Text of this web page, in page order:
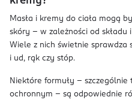
Masła i kremy do ciała mogą
skóry – w zależności od składu
Wiele z nich świetnie sprawdza
i ud, rąk czy stóp.
Niektóre formuły – szczególnie
ochronnym – są odpowiednie